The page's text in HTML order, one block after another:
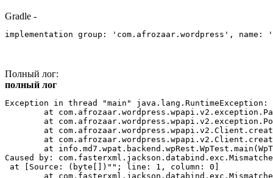
Gradle -
implementation group: 'com.afrozaar.wordpress',
Полный лог:
полный лог
Exception in thread "main" java.lang.RuntimeException:
Caused by:
at [Source: (byte[])""; line: 1, column: 0]